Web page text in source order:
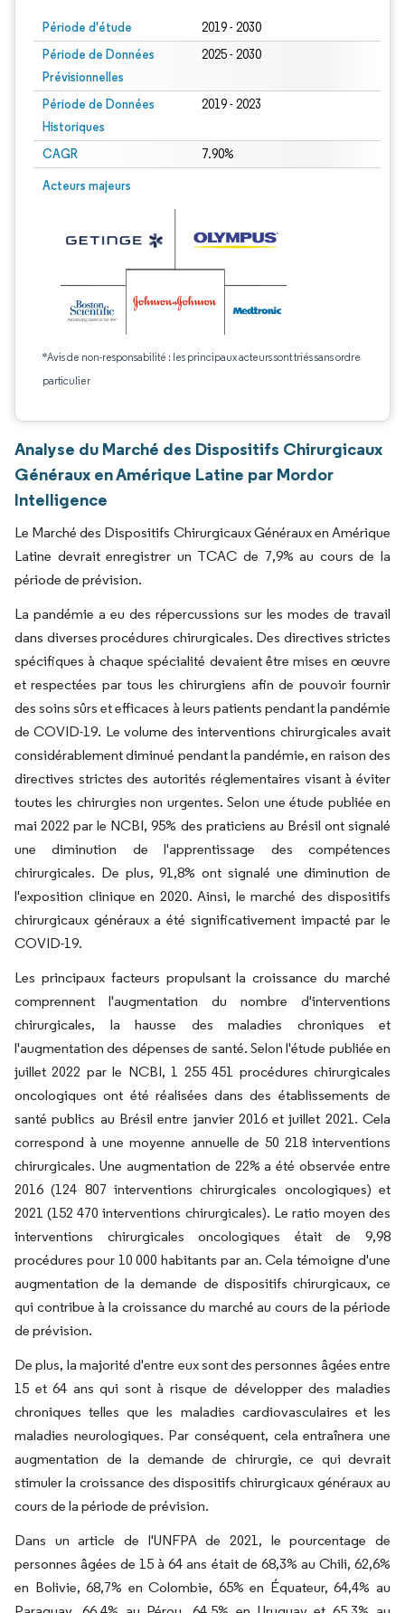
Période d'étude 2019 - 2030
Période de Données
Prévisionnelles
2025 - 2030
Période de Données
Historiques
2019 - 2023
CAGR 7.90%
Acteurs majeurs
*Avis de non-responsabilité : les principaux acteurs sont triés sans ordre
particulier
Analyse du Marché des Dispositifs Chirurgicaux
Généraux en Amérique Latine par Mordor
Intelligence
Le Marché des Dispositifs Chirurgicaux Généraux en Amérique
Latine devrait enregistrer un TCAC de 7,9% au cours de la
période de prévision.
La pandémie a eu des répercussions sur les modes de travail
dans diverses procédures chirurgicales. Des directives strictes
spécifiques à chaque spécialité devaient être mises en œuvre
et respectées par tous les chirurgiens afin de pouvoir fournir
des soins sûrs et efficaces à leurs patients pendant la pandémie
de COVID-19. Le volume des interventions chirurgicales avait
considérablement diminué pendant la pandémie, en raison des
directives strictes des autorités réglementaires visant à éviter
toutes les chirurgies non urgentes. Selon une étude publiée en
mai 2022 par le NCBI, 95% des praticiens au Brésil ont signalé
une diminution de l'apprentissage des compétences
chirurgicales. De plus, 91,8% ont signalé une diminution de
l'exposition clinique en 2020. Ainsi, le marché des dispositifs
chirurgicaux généraux a été significativement impacté par le
COVID-19.
Les principaux facteurs propulsant la croissance du marché
comprennent l'augmentation du nombre d'interventions
chirurgicales, la hausse des maladies chroniques et
l'augmentation des dépenses de santé. Selon l'étude publiée en
juillet 2022 par le NCBI, 1 255 451 procédures chirurgicales
oncologiques ont été réalisées dans des établissements de
santé publics au Brésil entre janvier 2016 et juillet 2021. Cela
correspond à une moyenne annuelle de 50 218 interventions
chirurgicales. Une augmentation de 22% a été observée entre
2016 (124 807 interventions chirurgicales oncologiques) et
2021 (152 470 interventions chirurgicales). Le ratio moyen des
interventions chirurgicales oncologiques était de 9,98
procédures pour 10 000 habitants par an. Cela témoigne d'une
augmentation de la demande de dispositifs chirurgicaux, ce
qui contribue à la croissance du marché au cours de la période
de prévision.
De plus, la majorité d'entre eux sont des personnes âgées entre
15 et 64 ans qui sont à risque de développer des maladies
chroniques telles que les maladies cardiovasculaires et les
maladies neurologiques. Par conséquent, cela entraînera une
augmentation de la demande de chirurgie, ce qui devrait
stimuler la croissance des dispositifs chirurgicaux généraux au
cours de la période de prévision.
Dans un article de l'UNFPA de 2021, le pourcentage de
personnes âgées de 15 à 64 ans était de 68,3% au Chili, 62,6%
en Bolivie, 68,7% en Colombie, 65% en Équateur, 64,4% au